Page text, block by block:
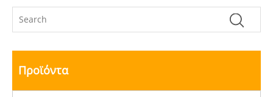
Προϊόντα